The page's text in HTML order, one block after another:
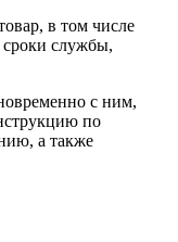
в том числе
сроки службы,
с ним,
по
а также